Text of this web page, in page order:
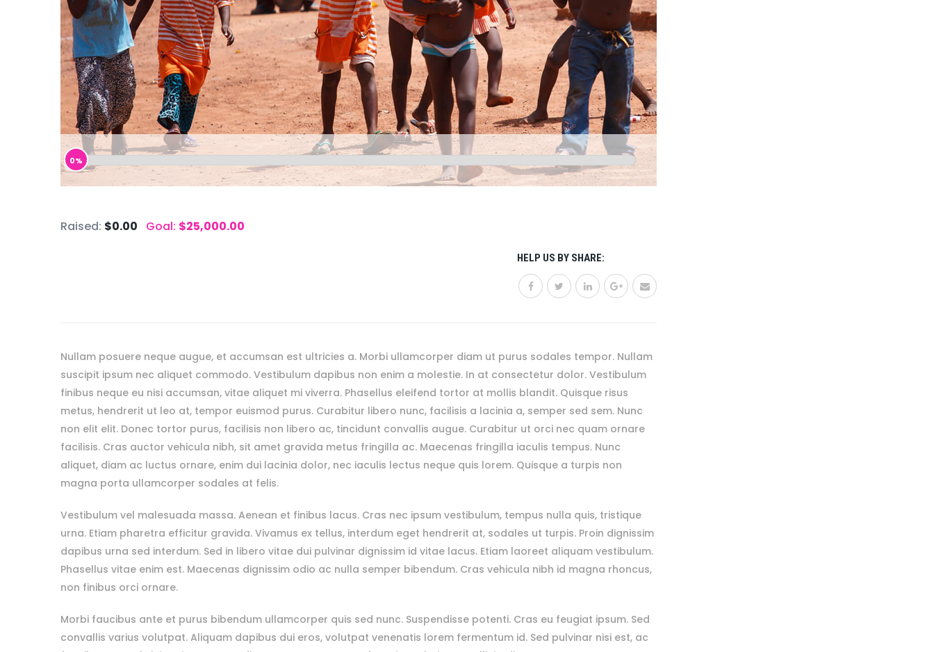
0%
Raised: $0.00 Goal: $25,000.00
HELP US BY SHARE:
Nullam posuere neque augue, et accumsan est ultricies a. Morbi ullamcorper diam ut purus sodales tempor. Nullam
suscipit ipsum nec aliquet commodo. Vestibulum dapibus non enim a molestie. In at consectetur dolor. Vestibulum
finibus neque eu nisi accumsan, vitae aliquet mi viverra. Phasellus eleifend tortor at mollis blandit. Quisque risus
metus, hendrerit ut leo at, tempor euismod purus. Curabitur libero nunc, facilisis a lacinia a, semper sed sem. Nunc
non elit elit. Donec tortor purus, facilisis non libero ac, tincidunt convallis augue. Curabitur ut orci nec quam ornare
facilisis. Cras auctor vehicula nibh, sit amet gravida metus fringilla ac. Maecenas fringilla iaculis tempus. Nunc
aliquet, diam ac luctus ornare, enim dui lacinia dolor, nec iaculis lectus neque quis lorem. Quisque a turpis non
magna porta ullamcorper sodales at felis.
Vestibulum vel malesuada massa. Aenean et finibus lacus. Cras nec ipsum vestibulum, tempus nulla quis, tristique
urna. Etiam pharetra efficitur gravida. Vivamus ex tellus, interdum eget hendrerit at, sodales ut turpis. Proin dignissim
dapibus urna sed interdum. Sed in libero vitae dui pulvinar dignissim id vitae lacus. Etiam laoreet aliquam vestibulum.
Phasellus vitae enim est. Maecenas dignissim odio ac nulla semper bibendum. Cras vehicula nibh id magna rhoncus,
non finibus orci ornare.
Morbi faucibus ante et purus bibendum ullamcorper quis sed nunc. Suspendisse potenti. Cras eu feugiat ipsum. Sed
convallis varius volutpat. Aliquam dapibus dui eros, volutpat venenatis lorem fermentum id. Sed pulvinar nisi est, ac